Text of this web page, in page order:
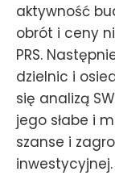
aktywność
obrót i ceny
PRS.
dzielnic i
się analizą
jego słabe i
szanse i
inwestycyjnej.